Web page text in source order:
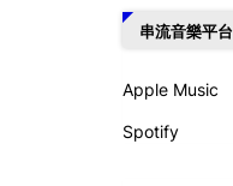
串流音樂平台
Apple Music
Spotify